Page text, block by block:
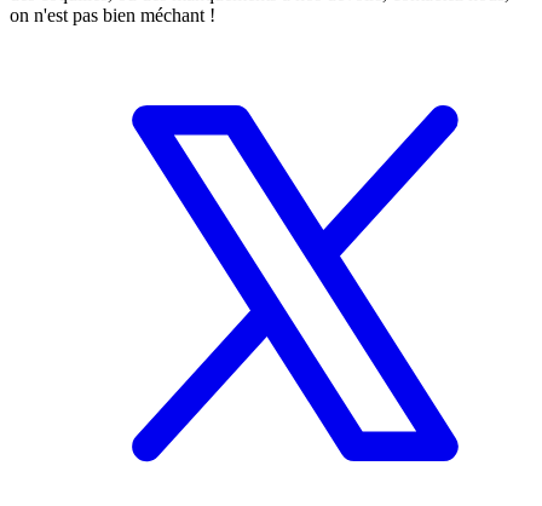
on n'est pas bien méchant !